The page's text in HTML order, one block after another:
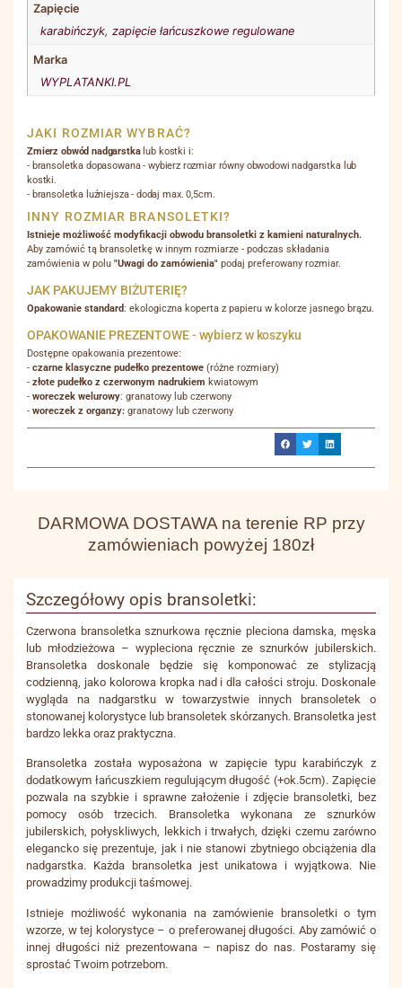
Zapięcie
karabińczyk, zapięcie łańcuszkowe regulowane
Marka
WYPLATANKI.PL
JAKI ROZMIAR WYBRAĆ?
Zmierz obwód nadgarstkalub kostki i:
- bransoletka dopasowana - wybierz rozmiar równy obwodowi nadgarstka lub
kostki.
- bransoletka luźniejsza - dodaj max. 0,5cm.
INNY ROZMIAR BRANSOLETKI?
Istnieje możliwość modyfikacji obwodu bransoletki z kamieni naturalnych.
Aby zamówić tą bransoletkę w innym rozmiarze - podczas składania
zamówienia w polu "Uwagi do zamówienia" podaj preferowany rozmiar.
JAK PAKUJEMY BIŻUTERIĘ?
Opakowanie standard: ekologiczna koperta z papieru w kolorze jasnego brązu.
OPAKOWANIE PREZENTOWE - wybierz w koszyku
Dostępne opakowania prezentowe:
- czarne klasyczne pudełko prezentowe (różne rozmiary)
- złote pudełko z czerwonym nadrukiem kwiatowym
- woreczek welurowy: granatowy lub czerwony
- woreczek z organzy: granatowy lub czerwony
DARMOWA DOSTAWA na terenie RP przy
zamówieniach powyżej 180zł
Szczegółowy opis bransoletki:
Czerwona bransoletka sznurkowa ręcznie pleciona damska, męska
lub młodzieżowa – wypleciona ręcznie ze sznurków jubilerskich.
Bransoletka doskonale będzie się komponować ze stylizacją
codzienną, jako kolorowa kropka nad i dla całości stroju. Doskonale
wygląda na nadgarstku w towarzystwie innych bransoletek o
stonowanej kolorystyce lub bransoletek skórzanych. Bransoletka jest
bardzo lekka oraz praktyczna.
Bransoletka została wyposażona w zapięcie typu karabińczyk z
dodatkowym łańcuszkiem regulującym długość (+ok.5cm). Zapięcie
pozwala na szybkie i sprawne założenie i zdjęcie bransoletki, bez
pomocy osób trzecich. Bransoletka wykonana ze sznurków
jubilerskich, połyskliwych, lekkich i trwałych, dzięki czemu zarówno
elegancko się prezentuje, jak i nie stanowi zbytniego obciążenia dla
nadgarstka. Każda bransoletka jest unikatowa i wyjątkowa. Nie
prowadzimy produkcji taśmowej.
Istnieje możliwość wykonania na zamówienie bransoletki o tym
wzorze, w tej kolorystyce – o preferowanej długości. Aby zamówić o
innej długości niż prezentowana – napisz do nas. Postaramy się
sprostać Twoim potrzebom.